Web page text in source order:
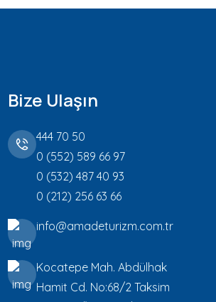
Bize Ulaşın
444 70 50
0 (552) 589 66 97
0 (532) 487 40 93
0 (212) 256 63 66
info@amadeturizm.com.tr
Kocatepe Mah. Abdülhak
Hamit Cd. No:68/2 Taksim